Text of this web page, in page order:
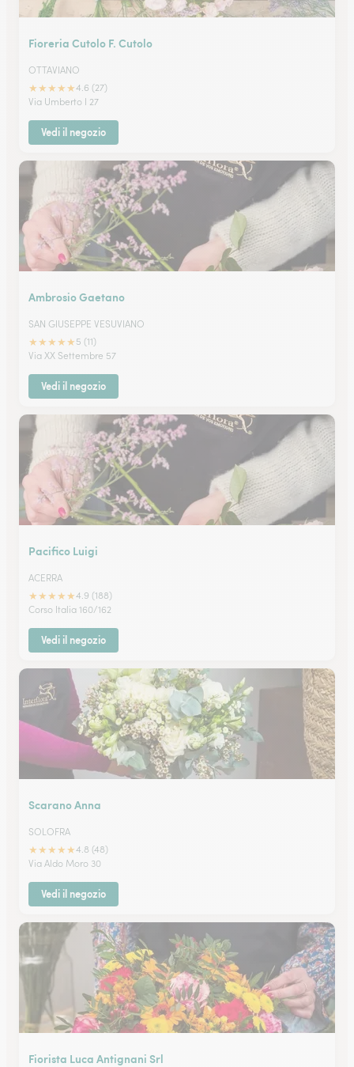
Fioreria Cutolo F. Cutolo
OTTAVIANO
★★★★★4.6 (27)
Via Umberto I 27
Vedi il negozio
Ambrosio Gaetano
SAN GIUSEPPE VESUVIANO
★★★★★ 5 (11)
Via XX Settembre 57
Vedi il negozio
Pacifico Luigi
ACERRA
★★★★★4.9 (188)
Corso Italia 160/162
Vedi il negozio
Scarano Anna
SOLOFRA
★★★★★4.8 (48)
Via Aldo Moro 30
Vedi il negozio
Fiorista Luca Antignani Srl